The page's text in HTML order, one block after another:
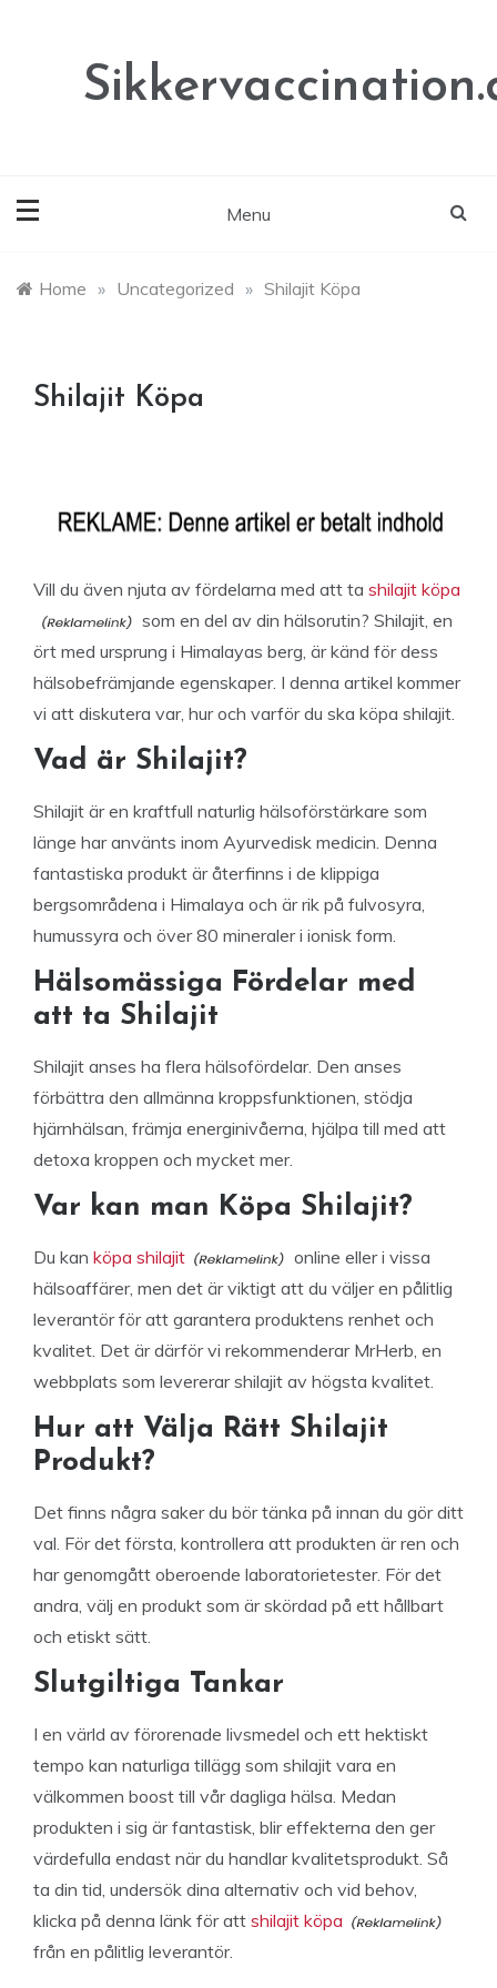
Menu
Home » Uncategorized » Shilajit Köpa
Shilajit Köpa
Vill du även njuta av fördelarna med att ta shilajit köpa
som en del av din hälsorutin? Shilajit, en
ört med ursprung i Himalayas berg, är känd för dess
hälsobefrämjande egenskaper. I denna artikel kommer
vi att diskutera var, hur och varför du ska köpa shilajit.
Vad är Shilajit?
Shilajit är en kraftfull naturlig hälsoförstärkare som
länge har använts inom Ayurvedisk medicin. Denna
fantastiska produkt är återfinns i de klippiga
bergsområdena i Himalaya och är rik på fulvosyra,
humussyra och över 80 mineraler i ionisk form.
Hälsomässiga Fördelar med
att ta Shilajit
Shilajit anses ha flera hälsofördelar. Den anses
förbättra den allmänna kroppsfunktionen, stödja
hjärnhälsan, främja energinivåerna, hjälpa till med att
detoxa kroppen och mycket mer.
Var kan man Köpa Shilajit?
Du kan köpa shilajit
online eller i vissa
hälsoaffärer, men det är viktigt att du väljer en pålitlig
leverantör för att garantera produktens renhet och
kvalitet. Det är därför vi rekommenderar MrHerb, en
webbplats som levererar shilajit av högsta kvalitet.
Hur att Välja Rätt Shilajit
Produkt?
Det finns några saker du bör tänka på innan du gör ditt
val. För det första, kontrollera att produkten är ren och
har genomgått oberoende laboratorietester. För det
andra, välj en produkt som är skördad på ett hållbart
och etiskt sätt.
Slutgiltiga Tankar
I en värld av förorenade livsmedel och ett hektiskt
tempo kan naturliga tillägg som shilajit vara en
välkommen boost till vår dagliga hälsa. Medan
produkten i sig är fantastisk, blir effekterna den ger
värdefulla endast när du handlar kvalitetsprodukt. Så
ta din tid, undersök dina alternativ och vid behov,
klicka på denna länk för att shilajit köpa
från en pålitlig leverantör.